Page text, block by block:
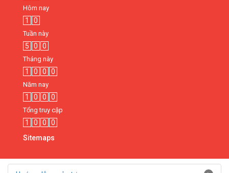
Hôm nay
1 0
Tuần này
5 0 0
Tháng này
1 0 0 0
Năm nay
1 0 0 0
Tổng truy cập
1 0 0
0
Sitemaps